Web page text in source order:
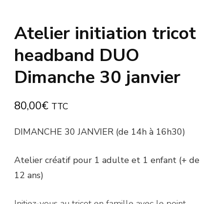
Atelier initiation tricot
headband DUO
Dimanche 30 janvier
80,00€ TTC
DIMANCHE 30 JANVIER (de 14h à 16h30)
Atelier créatif pour 1 adulte et 1 enfant (+ de
12 ans)